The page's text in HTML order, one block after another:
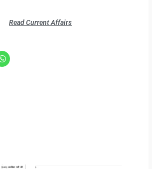
Read Current Affairs